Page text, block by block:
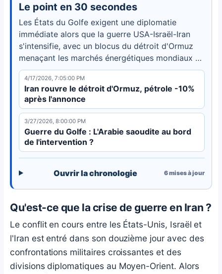
Le point en 30 secondes
Les États du Golfe exigent une diplomatie
immédiate alors que la guerre USA-Israël-Iran
s'intensifie, avec un blocus du détroit d'Ormuz
menaçant les marchés énergétiques mondiaux et
5,6 milliards de dollars dépensés en munitions
américaines.
4/17/2026, 7:05:00 PM
Iran rouvre le détroit d'Ormuz, pétrole -10%
après l'annonce
3/27/2026, 8:00:00 PM
Guerre du Golfe : L'Arabie saoudite au bord
de l'intervention ?
Ouvrir la chronologie 6mises à jour
Qu'est-ce que la crise de guerre en Iran ?
Le conflit en cours entre les États-Unis, Israël et
l'Iran est entré dans son douzième jour avec des
confrontations militaires croissantes et des
divisions diplomatiques au Moyen-Orient. Alors